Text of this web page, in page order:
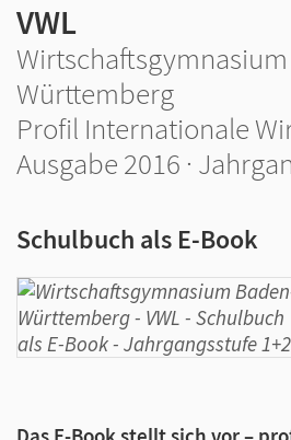
VWL
Württemberg
Profil Internationale
Ausgabe 2016 ·
Schulbuch als E-Book